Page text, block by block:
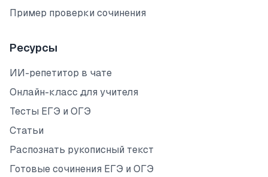
Пример проверки сочинения
Ресурсы
ИИ-репетитор в чате
Онлайн-класс для учителя
Тесты ЕГЭ и ОГЭ
Статьи
Распознать рукописный текст
Готовые сочинения ЕГЭ и ОГЭ